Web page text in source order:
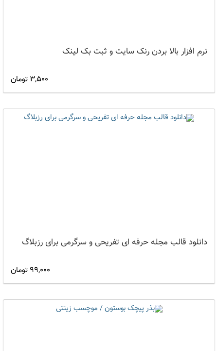
نرم افزار بالا بردن رنک سایت و ثبت بک لینک
3,500 تومان
دانلود قالب مجله حرفه ای تفریحی و سرگرمی برای رزبلاگ
99,000 تومان